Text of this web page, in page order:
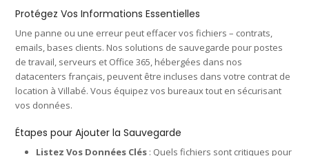
Protégez Vos Informations Essentielles
Une panne ou une erreur peut effacer vos fichiers – contrats,
emails, bases clients. Nos solutions de sauvegarde pour postes
de travail, serveurs et Office 365, hébergées dans nos
datacenters français, peuvent être incluses dans votre contrat de
location à Villabé. Vous équipez vos bureaux tout en sécurisant
vos données.
Étapes pour Ajouter la Sauvegarde
Listez Vos Données Clés : Quels fichiers sont critiques pour